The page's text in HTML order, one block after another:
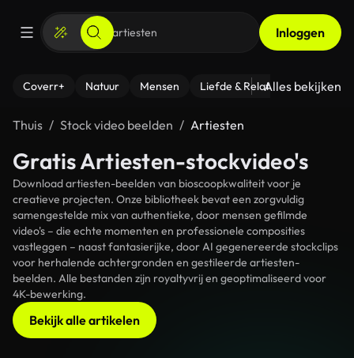
Inloggen
Coverr+ Natuur Mensen Liefde & Relaties - Fitness
Alles bekijken
Thuis Stock video beelden Artiesten
Gratis Artiesten-stockvideo's
Download artiesten-beelden van bioscoopkwaliteit voor je
creatieve projecten. Onze bibliotheek bevat een zorgvuldig
samengestelde mix van authentieke, door mensen gefilmde
video's – die echte momenten en professionele composities
vastleggen – naast fantasierijke, door AI gegenereerde stockclips
voor herhalende achtergronden en gestileerde artiesten-
beelden. Alle bestanden zijn royaltyvrij en geoptimaliseerd voor
4K-bewerking.
Bekijk alle artikelen